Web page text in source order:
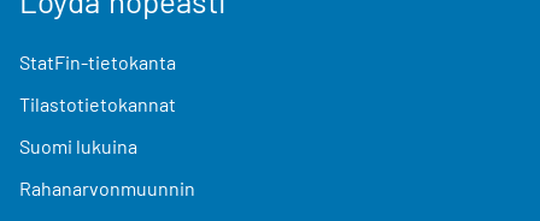
StatFin-tietokanta
Tilastotietokannat
Suomi lukuina
Rahanarvonmuunnin